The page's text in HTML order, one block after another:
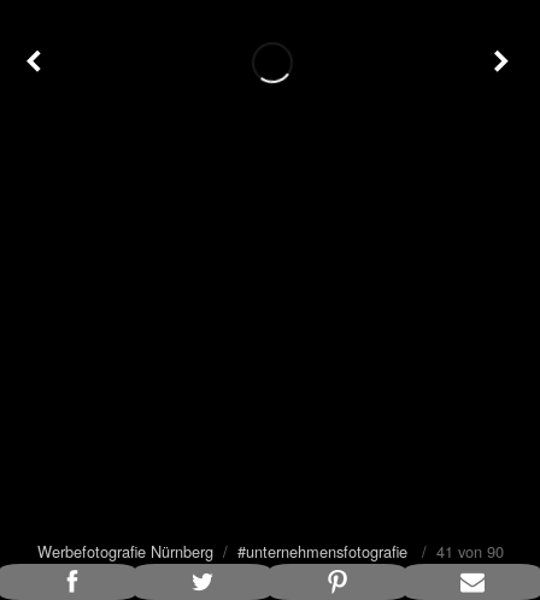
Werbefotografie Nürnberg/ #unternehmensfotografie/ 41 von 90
Bildunterschrift anzeigen